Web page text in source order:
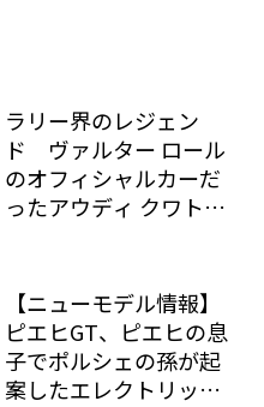
ラリー界のレジェン
ド ヴァルター ロール
のオフィシャルカーだ
ったアウディ クワトロ
【ニューモデル情報】
ピエヒGT、ピエヒの息
子でポルシェの孫が起
案したエレクトリック